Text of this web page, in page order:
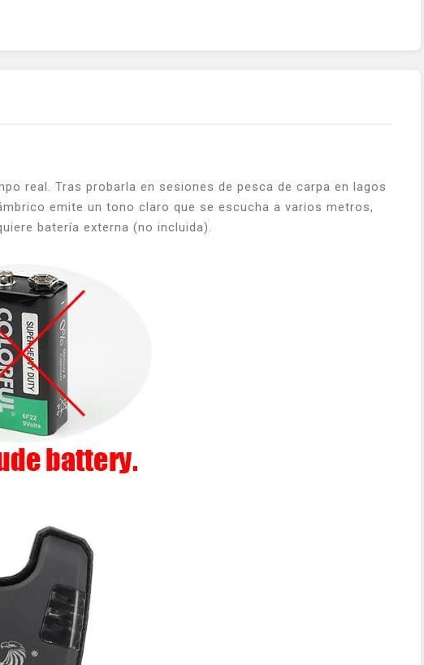
real. Tras probarla en sesiones de pesca de carpa en lagos
emite un tono claro que se escucha a varios metros,
batería externa (no incluida).